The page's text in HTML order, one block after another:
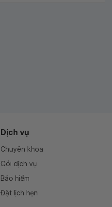
Dịch vụ
Chuyên khoa
Gói dịch vụ
Bảo hiểm
Đặt lịch hẹn